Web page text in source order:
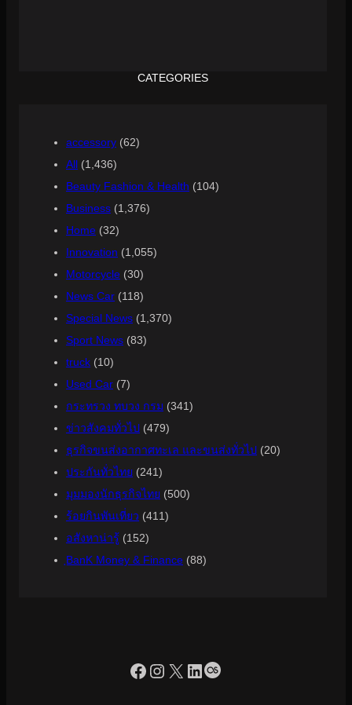
CATEGORIES
accessory (62)
All (1,436)
Beauty Fashion & Health (104)
Business (1,376)
Home (32)
Innovation (1,055)
Motorcycle (30)
News Car (118)
Special News (1,370)
Sport News (83)
truck (10)
Used Car (7)
กระทรวง ทบวง กรม (341)
ข่าวสังคมทั่วไป (479)
ธุรกิจขนส่งอากาศทะเล และขนส่งทั่วไป (20)
ประกันทั่วไทย (241)
มุมมองนักธุรกิจไทย (500)
ร้อยกินพันเที่ยว (411)
อสังหาน่ารู้ (152)
ฺBanK Money & Finance (88)
https://www.facebook.com/profile.php?id=100090086432719
Instagram
X LinkedIn
Last.fm